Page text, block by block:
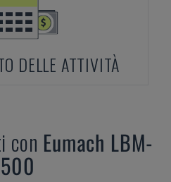
DELLE ATTIVITÀ
con Eumach LBM-